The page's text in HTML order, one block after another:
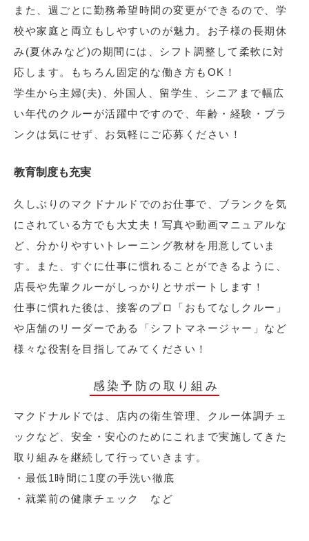
また、週ごとに勤務希望時間の変更ができるので、学
校や家庭と両立もしやすいのが魅力。お子様の長期休
み(夏休みなど)の期間には、シフト調整して柔軟に対
応します。もちろん固定的な働き方もOK！
学生から主婦(夫)、外国人、留学生、シニアまで幅広
い年代のクルーが活躍中ですので、年齢・経験・ブラ
ンクは気にせず、お気軽にご応募ください！
教育制度も充実
久しぶりのマクドナルドでのお仕事で、ブランクを気
にされている方でも大丈夫！写真や動画マニュアルな
ど、分かりやすいトレーニング教材を用意していま
す。また、すぐに仕事に慣れることができるように、
店長や先輩クルーがしっかりとサポートします！
仕事に慣れた後は、接客のプロ「おもてなしクルー」
や店舗のリーダーである「シフトマネージャー」など
様々な役割を目指してみてください！
感染予防の取り組み
マクドナルドでは、店内の衛生管理、クルー体調チェ
ックなど、安全・安心のためにこれまで実施してきた
取り組みを継続して行っていきます。
・最低1時間に1度の手洗い徹底
・就業前の健康チェック など